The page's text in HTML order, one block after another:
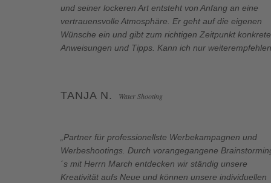
und seiner lockeren Art entsteht von Anfang an eine
vertrauensvolle Atmosphäre. Er geht auf die eigenen
Wünsche ein und gibt zum richtigen Zeitpunkt konkrete
Anweisungen und Tipps. Kann ich nur
TANJA N. Water Shooting
„Partner für professionellste Werbekampagnen und
Werbeshootings. Durch vorangegangene
´s mit Herrn March entdecken wir ständig unsere
Kreativität aufs Neue und können unsere individuellen